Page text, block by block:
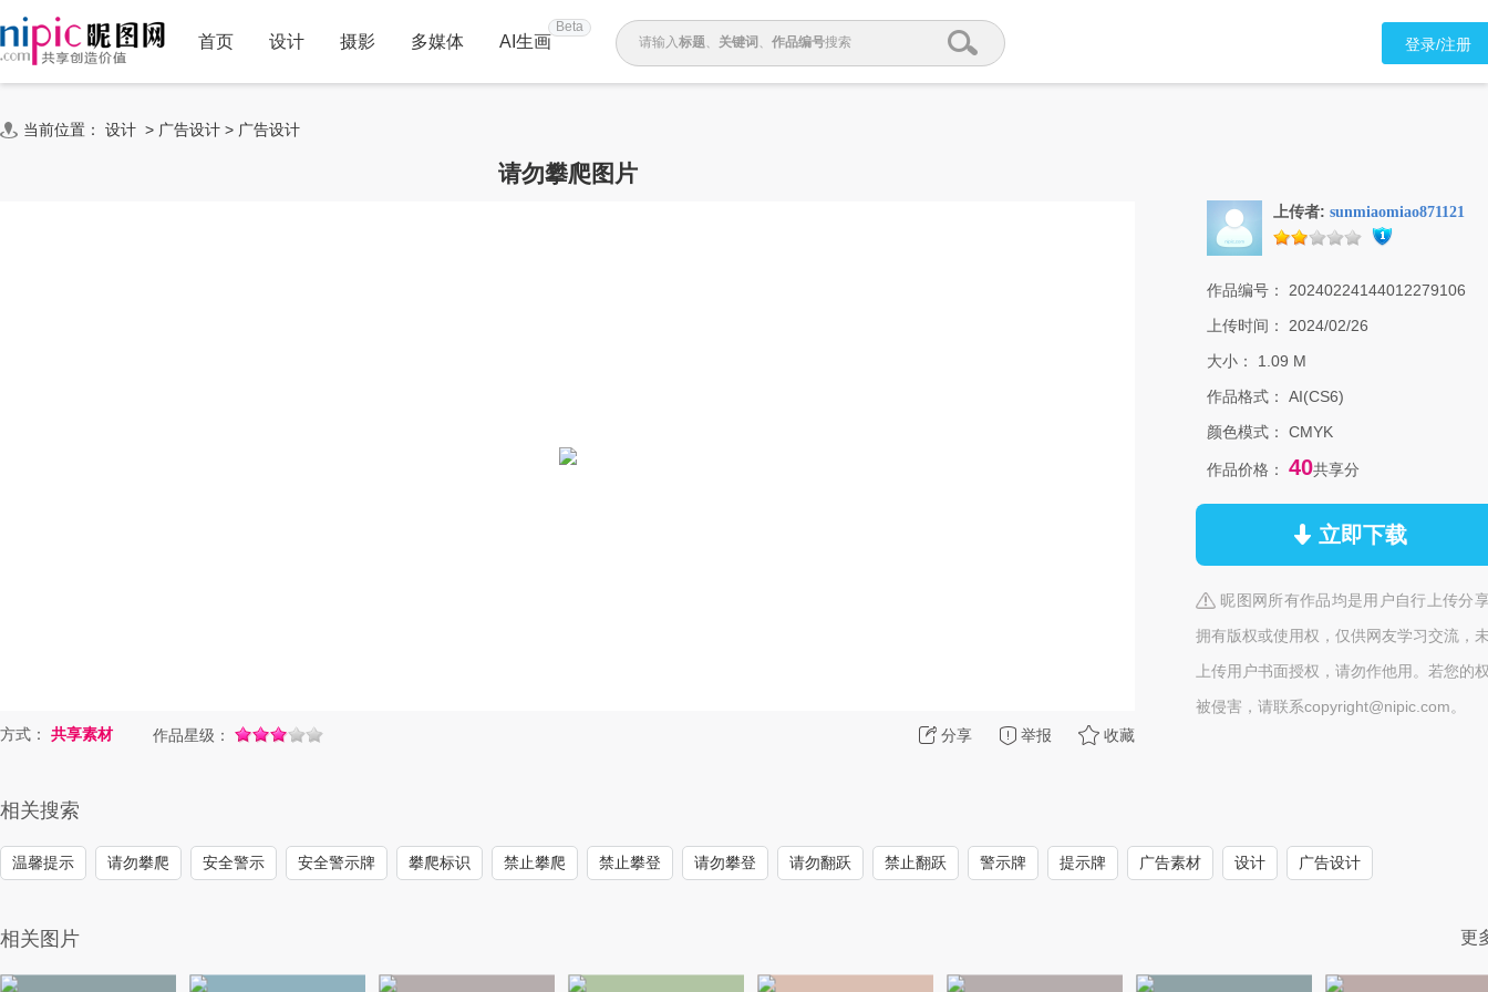
首页 设计 摄影 多媒体 AI生画
Beta
请输入标题、 关键词 、 作品编号搜索 登录/注册
当前位置： 设计 > 广告设计 > 广告设计
请勿攀爬图片
分享 举报 收藏
方式： 共享素材 作品星级：
上传者: sunmiaomiao871121
作品编号：
20240224144012279106
上传时间：
2024/02/26
大小：
1.09 M
作品格式：
AI(CS6)
颜色模式：
CMYK
作品价格： 40共享分
立即下载
昵图网所有作品均是用户自行上传分
拥有版权或使用权，仅供网友学习交流，
上传用户书面授权，请勿作他用。若您的
被侵害，请联系copyright@nipic.com。
相关搜索
温馨提示 请勿攀爬 安全警示 安全警示牌 攀爬标识 禁止攀爬 禁止攀登 请勿攀登 请勿翻跃 禁止翻跃 警示牌 提示牌 广告素材 设计 广告设计
相关图片 更